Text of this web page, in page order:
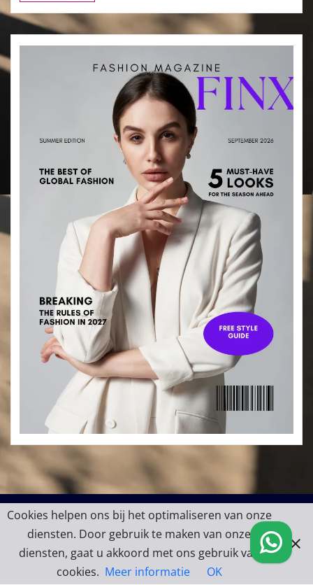
Cookies helpen ons bij het optimaliseren van onze
diensten. Door gebruik te maken van onze
diensten, gaat u akkoord met ons gebruik van
cookies. Meer informatie OK